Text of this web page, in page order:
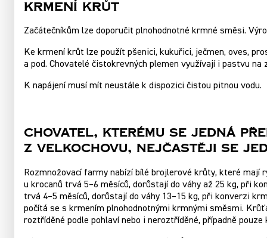
Krmení krůt
Začátečníkům lze doporučit plnohodnotné krmné směsi.
Ke krmení krůt lze použít pšenici, kukuřici, ječmen, oves,
a pod. Chovatelé čistokrevných plemen využívají i pastvu
K napájení musí mít neustále k dispozici čistou pitnou vodu.
Chovatel, Kterému Se Jedná
Z Velkochovu, Nejčastěji Se
Rozmnožovací farmy nabízí bílé brojlerové krůty, které
u krocanů trvá 5–6 měsíců, dorůstají do váhy až 25 kg, při
trvá 4–5 měsíců, dorůstají do váhy 13–15 kg, při konverzi
počítá se s krmením plnohodnotnými krmnými směsmi.
roztříděné podle pohlaví nebo i neroztříděné, případně pouze